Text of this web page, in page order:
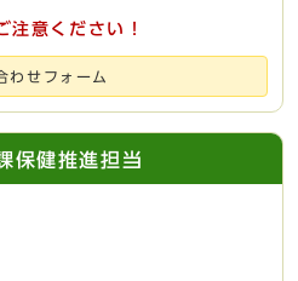
注意ください！
わせフォーム
保健推進担当